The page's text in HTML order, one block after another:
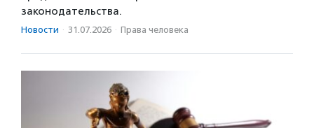
законодательства.
Новости · 31.07.2026 · Права человека